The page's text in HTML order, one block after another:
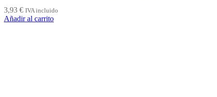
3,93 € IVA incluido
Añadir al carrito